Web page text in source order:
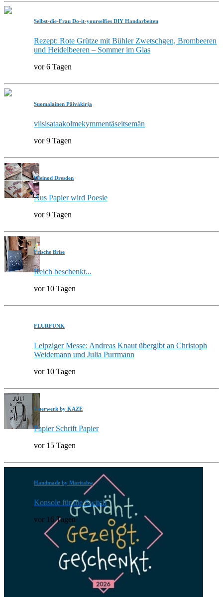
Selbst-die-Frau Do-it-yourselfies DIY Handarbeiten
Rezept: Rote Grütze mit Bühler Zwetschgen, Brombeeren
und Heidelbeeren – Sommer im Glas
vor 6 Tagen
Suomalainen Päiväkirja
viisisataakolmekymmentäseitsemän
vor 9 Tagen
Kleinod Dresden
Aus Papier wird Poesie
vor 9 Tagen
Frische Brise
Reich beschenkt...
vor 10 Tagen
FLURFUNK
Leipziger Messe: Andreas Knaut übergibt an Christoph
Weidemann und Julia Purrmann
vor 10 Tagen
feuerwerk by KAZE
Papier Schrift Papier
vor 15 Tagen
Handmade by Maritabw
Konsole für die Switch
vor 16 Tagen